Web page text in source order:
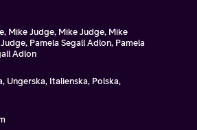
Mike Judge, Mike Judge, Mike
Pamela Segall Adlon, Pamela
Adlon
Ungerska, Italienska, Polska,